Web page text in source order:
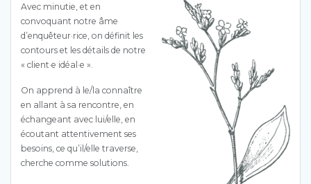
Avec minutie, et en
convoquant notre âme
d’enquêteur·rice, on définit les
contours et les détails de notre
« client·e idéal·e ».
On apprend à le/la connaître
en allant à sa rencontre, en
échangeant avec lui/elle, en
écoutant attentivement ses
besoins, ce qu’il/elle traverse,
cherche comme solutions.